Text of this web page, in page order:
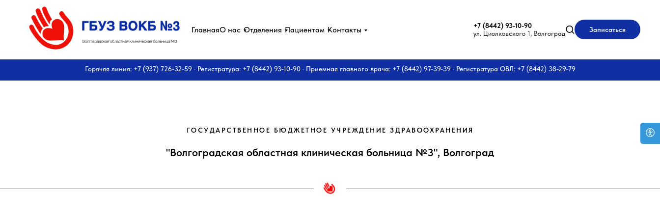
Горячяя линия: +7 (937) 726-32-59 · Регистратура: +7 (8442) 93-10-90 · Приемная главного врача: +7 (8442) 97-39-39 · Регистратура ОВЛ: +7 (8442) 38-29-79
ГлавнаяО нас Отделения Пациентам Контакты
+7 (8442) 93-10-90
ул. Циолковского 1, Волгоград
Записаться
ГОСУДАРСТВЕННОЕ БЮДЖЕТНОЕ УЧРЕЖДЕНИЕ ЗДРАВООХРАНЕНИЯ
"Волгоградская областная клиническая больница №3", Волгоград